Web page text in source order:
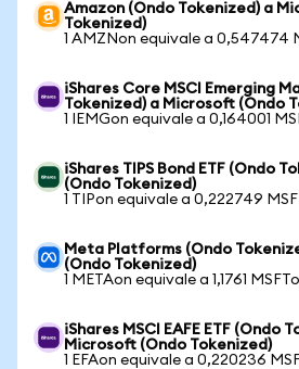
Amazon (Ondo Tokenized) a
Tokenized)
1 AMZNon equivale a 0,547474
iShares Core MSCI Emerging
Tokenized) a Microsoft (Ondo
1 IEMGon equivale a 0,164001
iShares TIPS Bond ETF (Ondo
(Ondo Tokenized)
1 TIPon equivale a 0,222749
Meta Platforms (Ondo
(Ondo Tokenized)
1 METAon equivale a 1,1761
iShares MSCI EAFE ETF (Ondo
Microsoft (Ondo Tokenized)
1 EFAon equivale a 0,220236